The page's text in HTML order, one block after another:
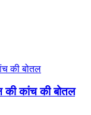
की कांच की बोतल